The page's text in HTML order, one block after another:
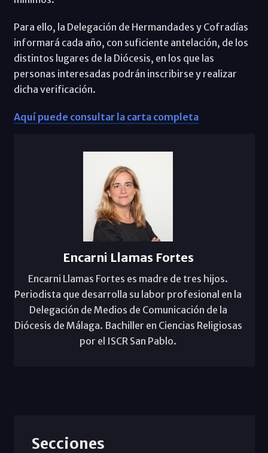
Para ello, la Delegación de Hermandades y Cofradías
informará cada año, con suficiente antelación, de los
distintos lugares de la Diócesis, en los que las
personas interesadas podrán inscribirse y realizar
dicha verificación.
Aquí puede consultar la carta completa
Encarni Llamas Fortes
Encarni Llamas Fortes es madre de tres hijos.
Periodista que desarrolla su labor profesional en la
Delegación de Medios de Comunicación de la
Diócesis de Málaga. Bachiller en Ciencias Religiosas
por el ISCR San Pablo.
Secciones